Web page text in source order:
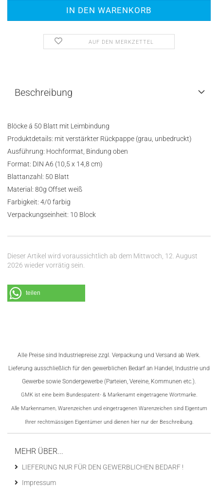
AUF DEN MERKZETTEL
Beschreibung
Blöcke á 50 Blatt mit Leimbindung
Produktdetails: mit verstärkter Rückpappe (grau, unbedruckt)
Ausführung: Hochformat, Bindung oben
Format: DIN A6 (10,5 x 14,8 cm)
Blattanzahl: 50 Blatt
Material: 80g Offset weiß
Farbigkeit: 4/0 farbig
Verpackungseinheit: 10 Block
Dieser Artikel wird voraussichtlich ab dem Mittwoch, 12. August
2026 wieder vorrätig sein.
teilen
Alle Preise sind Industriepreise zzgl. Verpackung und Versand ab Werk.
Lieferung ausschließlich für den gewerblichen Bedarf an Handel, Industrie und
Gewerbe sowie Sondergewerbe (Parteien, Vereine, Kommunen etc.).
GMK ist eine beim Bundespatent- & Markenamt eingetragene Wortmarke.
Alle Markennamen, Warenzeichen und eingetragenen Warenzeichen sind Eigentum
Ihrer rechtmässigen Eigentümer und dienen hier nur der Beschreibung.
MEHR ÜBER...
LIEFERUNG NUR FÜR DEN GEWERBLICHEN BEDARF !
Impressum